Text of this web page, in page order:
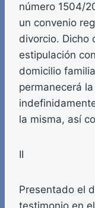
número 1504/
un convenio
divorcio. Dicho
estipulación
domicilio
permanecerá
la misma, así
II
Presentado el